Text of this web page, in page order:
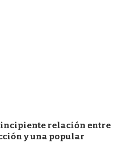
incipiente relación entre
y una popular